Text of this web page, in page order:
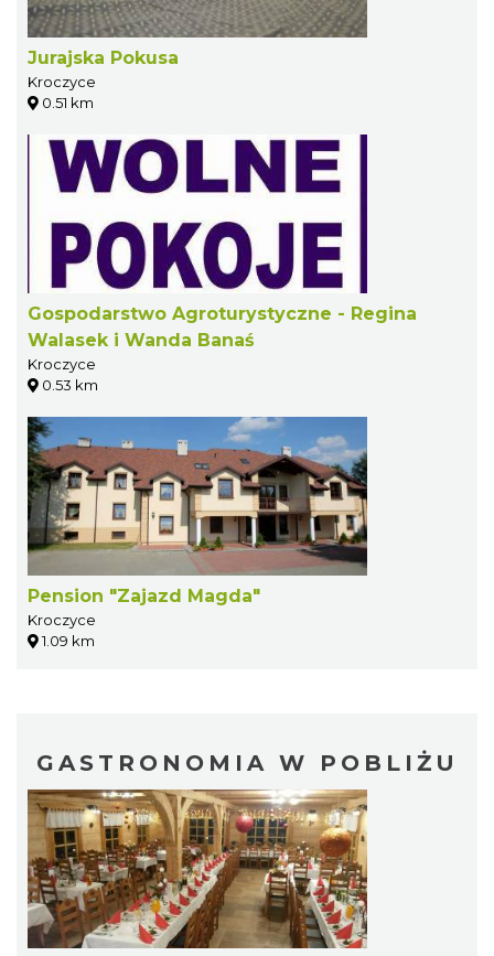
Jurajska Pokusa
Kroczyce
0.51 km
Gospodarstwo Agroturystyczne - Regina
Walasek i Wanda Banaś
Kroczyce
0.53 km
Pension "Zajazd Magda"
Kroczyce
1.09 km
GASTRONOMIA W POBLIŻU